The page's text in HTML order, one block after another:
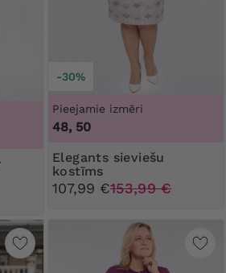
-30%
Pieejamie izmēri
48, 50
Elegants sieviešu
kostīms
107,99 €153,99 €